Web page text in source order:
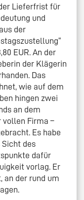
Lieferfrist für
und
der
EUR. An der
der Klägerin
Das
wie auf dem
hingen zwei
an dem
vollen Firma –
Es habe
des
dafür
vorlag. Er
an der rund um